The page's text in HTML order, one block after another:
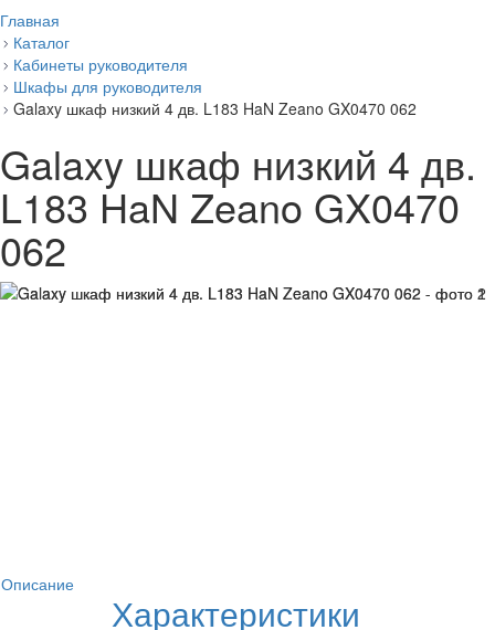
Главная
Каталог
Кабинеты руководителя
Шкафы для руководителя
Galaxy шкаф низкий 4 дв. L183 HaN Zeano GX0470 062
Galaxy шкаф низкий 4 дв.
L183 HaN Zeano GX0470
062
Описание
Характеристики